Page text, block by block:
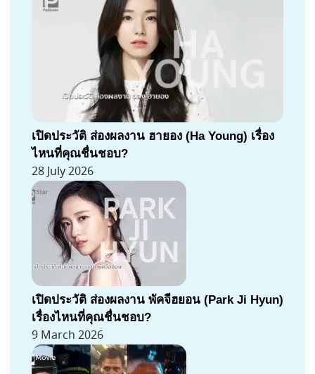
เปิดประวัติ ส่องผลงาน ฮายอง (Ha Young) เรื่อง
ไหนที่คุณชื่นชอบ?
28 July 2026
เปิดประวัติ ส่องผลงาน พัคจีฮยอน (Park Ji Hyun)
เรื่องไหนที่คุณชื่นชอบ?
9 March 2026